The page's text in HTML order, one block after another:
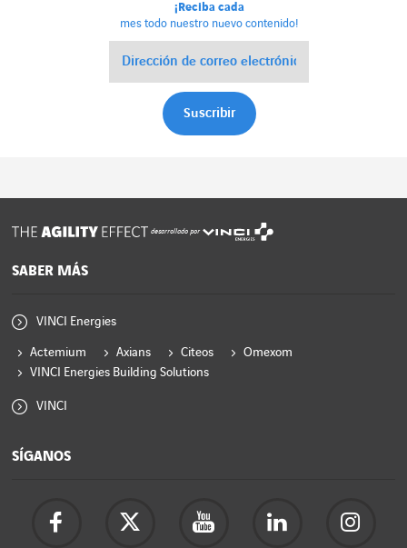
¡Reciba cada
mes todo nuestro nuevo contenido!
desarrollado por
SABER MÁS
VINCI Energies
Actemium Axians Citeos
Omexom
VINCI Energies Building Solutions
VINCI
SÍGANOS